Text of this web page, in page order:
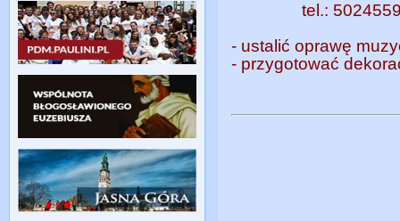
tel.:
- ustalić oprawę
- przygotować